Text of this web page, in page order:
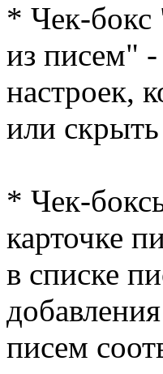
* Чек-бокс
из писем" -
настроек,
или
* Чек-
карточке
в списке
писем